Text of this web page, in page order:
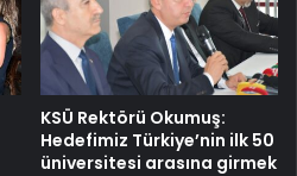
KSÜ Rektörü Okumuş:
Hedefimiz Türkiye’nin ilk 50
üniversitesi arasına girmek